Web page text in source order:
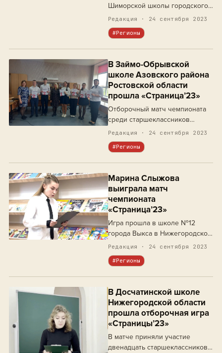
Шиморской школы городского
округа Выкса.
Редакция · 24 сентября 2023
#Регионы
В Займо-Обрывской
школе Азовского района
Ростовской области
прошла «Страница’23»
Отборочный матч чемпионата
среди старшеклассников
собрал шестерых любителей
чтения вслух.
Редакция · 24 сентября 2023
#Регионы
Марина Слыжова
выиграла матч
чемпионата
«Страница’23»
Игра прошла в школе №12
города Выкса в Нижегородской
области.
Редакция · 24 сентября 2023
#Регионы
В Досчатинской школе
Нижегородской области
прошла отборочная игра
«Страницы’23»
В матче приняли участие
двенадцать старшеклассников